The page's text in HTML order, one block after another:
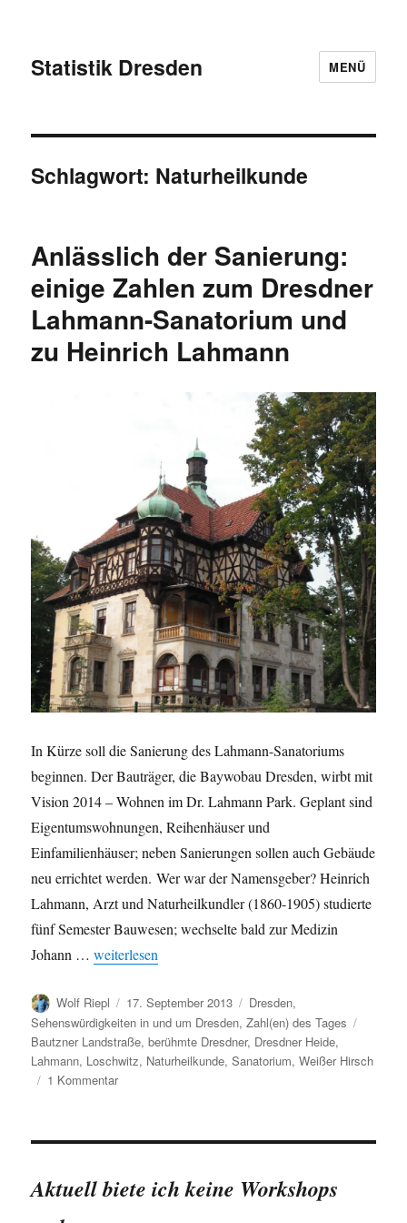
Statistik Dresden MENÜ
Schlagwort: Naturheilkunde
Anlässlich der Sanierung:
einige Zahlen zum Dresdner
Lahmann-Sanatorium und
zu Heinrich Lahmann
In Kürze soll die Sanierung des Lahmann-Sanatoriums
beginnen. Der Bauträger, die Baywobau Dresden, wirbt mit
Vision 2014 – Wohnen im Dr. Lahmann Park. Geplant sind
Eigentumswohnungen, Reihenhäuser und
Einfamilienhäuser; neben Sanierungen sollen auch Gebäude
neu errichtet werden. Wer war der Namensgeber? Heinrich
Lahmann, Arzt und Naturheilkundler (1860-1905) studierte
fünf Semester Bauwesen; wechselte bald zur Medizin
Johann …„Anlässlich der Sanierung: einige Zahlen zum
weiterlesen
Autor
Wolf Riepl
Veröffentlicht
am
17. September 2013 Kategorien
Dresden,
Sehenswürdigkeiten in und um Dresden,Zahl(en) des Tages
Bautzner Landstraße,berühmte Dresdner, Dresdner Heide,
Lahmann, Loschwitz, Naturheilkunde,Sanatorium,Weißer Hirsch
1 Kommentarzu
Sanierung:
zum
Aktuell biete ich keine Workshops